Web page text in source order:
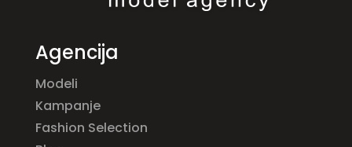
Agencija
Modeli
Kampanje
Fashion Selection